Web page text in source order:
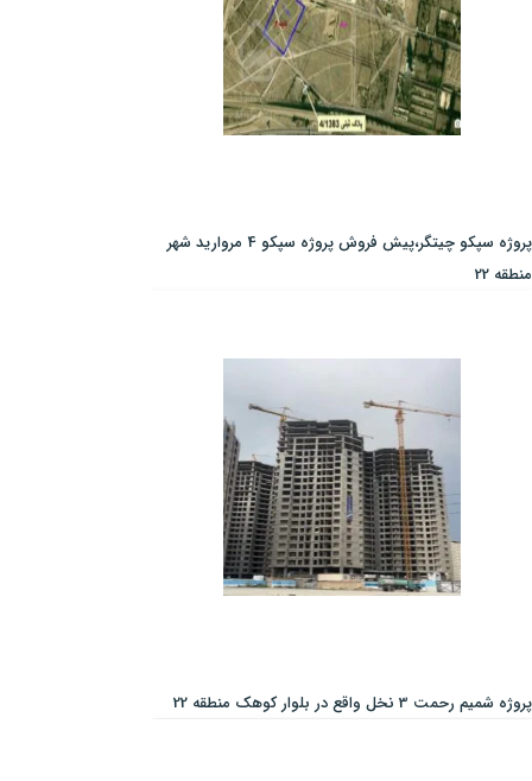
پروژه سپکو چیتگر،پیش فروش پروژه سپکو 4 مروارید شهر
منطقه 22
پروژه شمیم رحمت 3 نخل واقع در بلوار کوهک منطقه 22